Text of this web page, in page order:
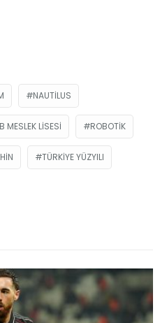
NAUTİLUS
MESLEK LISESI ROBOTIK
TÜRKIYE YÜZYILI